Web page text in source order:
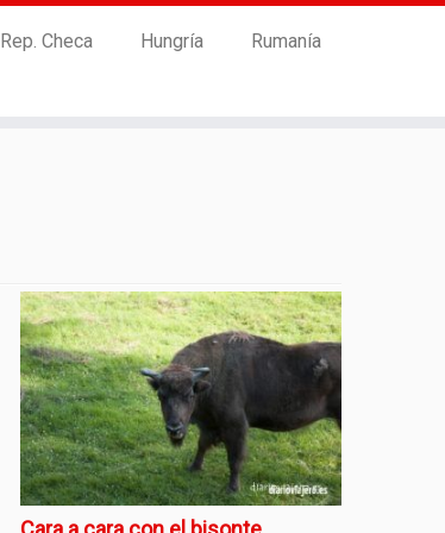
Rep. Checa Hungría
Rumanía